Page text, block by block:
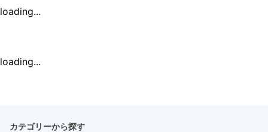
loading...
loading...
カテゴリーから探す